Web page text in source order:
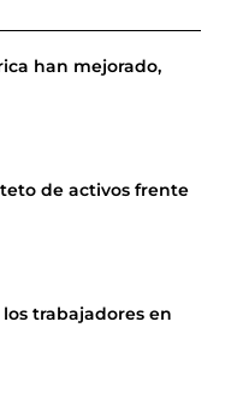
han mejorado,
de activos frente
trabajadores en